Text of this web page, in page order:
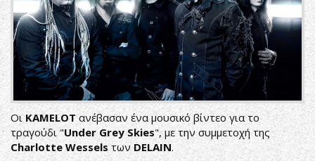
ΟιKAMELOTανέβασαν ένα μουσικό βίντεο για το
τραγούδι "Under GreySkies", με την συμμετοχή της
Charlotte WesselsτωνDELAIN.